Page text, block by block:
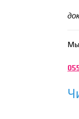
Мы